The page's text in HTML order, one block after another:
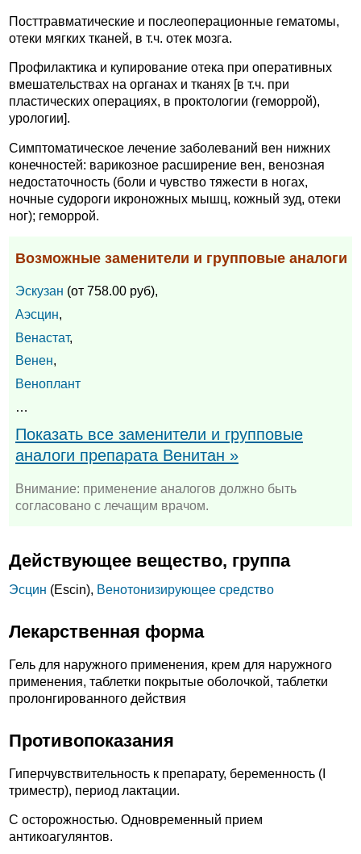
Посттравматические и послеоперационные гематомы,
отеки мягких тканей, в т.ч. отек мозга.
Профилактика и купирование отека при оперативных
вмешательствах на органах и тканях [в т.ч. при
пластических операциях, в проктологии (геморрой),
урологии].
Симптоматическое лечение заболеваний вен нижних
конечностей: варикозное расширение вен, венозная
недостаточность (боли и чувство тяжести в ногах,
ночные судороги икроножных мышц, кожный зуд, отеки
ног); геморрой.
Возможные заменители и групповые аналоги
Эскузан (от 758.00 руб),
Аэсцин,
Венастат,
Венен,
Веноплант
…
Показать все заменители и групповые
аналоги препарата Венитан »
Внимание: применение аналогов должно быть
согласовано с лечащим врачом.
Действующее вещество, группа
Эсцин (Escin), Венотонизирующее средство
Лекарственная форма
Гель для наружного применения, крем для наружного
применения, таблетки покрытые оболочкой, таблетки
пролонгированного действия
Противопоказания
Гиперчувствительность к препарату, беременность (I
триместр), период лактации.
C осторожностью. Одновременный прием
антикоагулянтов.